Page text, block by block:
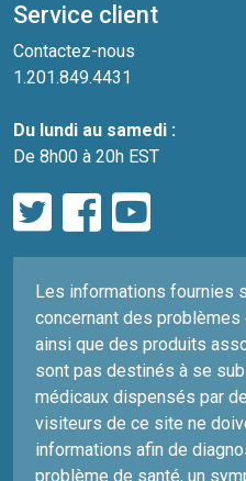
Service client
Contactez-nous
1.201.849.4431
Du lundi au samedi :
De 8h00 à 20h EST
Les informations fournies
concernant des
ainsi que des produits
sont pas destinés à se
médicaux dispensés par
visiteurs de ce site ne
informations afin de
problème de santé, un